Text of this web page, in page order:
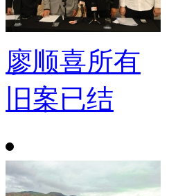
廖顺喜所有
旧案已结